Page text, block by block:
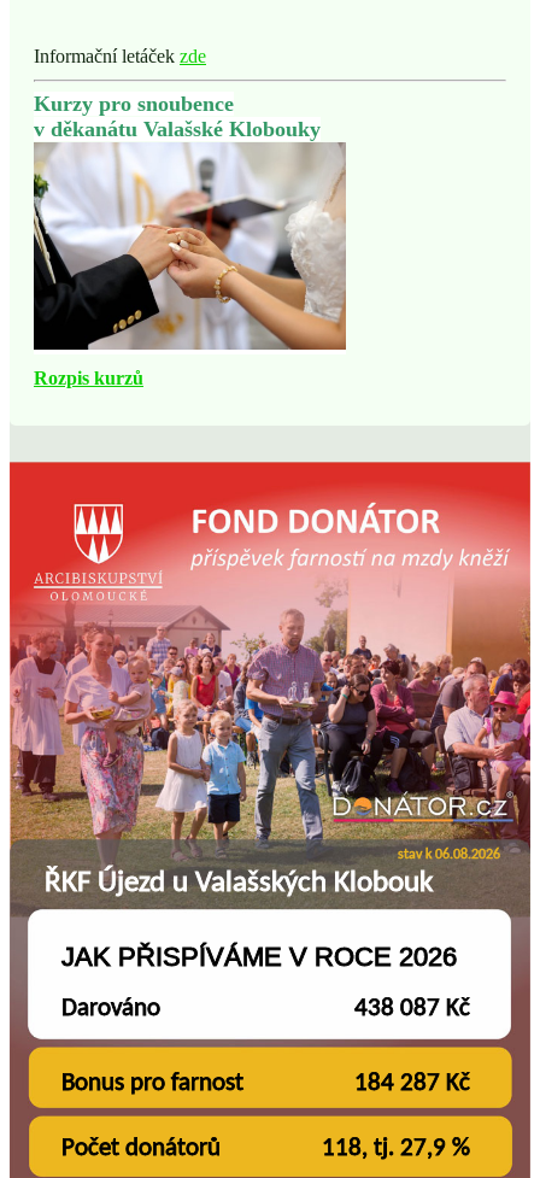
Informační letáček zde
Kurzy pro snoubence
v děkanátu Valašské Klobouky
Rozpis kurzů